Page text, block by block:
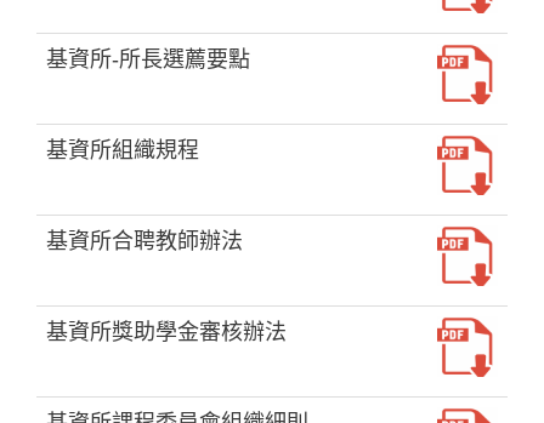
基資所-所長選薦要點
基資所組織規程
基資所合聘教師辦法
基資所獎助學金審核辦法